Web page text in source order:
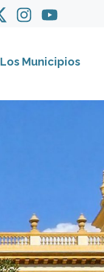
Los Municipios